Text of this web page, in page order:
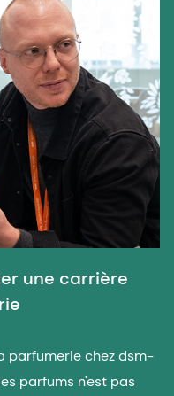
une carrière
parfumerie chez dsm-
parfums n'est pas